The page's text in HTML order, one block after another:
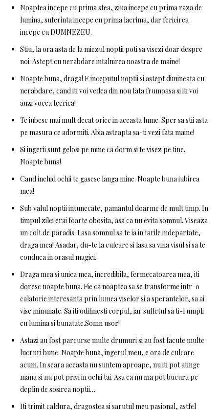
Noaptea incepe cu prima stea, ziua incepe cu prima raza de
lumina, suferinta incepe cu prima lacrima, dar fericirea
incepe cu DUMNEZEU.
Stiu, la ora asta de la miezul noptii poti sa visezi doar despre
noi. Astept cu nerabdare intalnirea noastra de maine!
Noapte buna, draga! E inceputul noptii si astept dimineata cu
nerabdare, cand iti voi vedea din nou fata frumoasa si iti voi
auzi vocea feerica!
Te iubesc mai mult decat orice in aceasta lume. Sper sa stii asta
pe masura ce adormiti. Abia asteapta sa-ti vezi fata maine!
Si ingerii sunt gelosi pe mine ca dorm si te visez pe tine.
Noapte buna!
Cand inchid ochii te gasesc langa mine. Noapte buna iubirea
mea!
Sub valul noptii intunecate, pamantul doarme de mult timp. In
timpul zilei erai foarte obosita, asa ca nu evita somnul. Viseaza
un colt de paradis. Lasa somnul sa te ia in tarile indepartate,
draga mea! Asadar, du-te la culcare si lasa sa vina visul si sa te
conduca in orasul magiei.
Draga mea si unica mea, incredibila, fermecatoarea mea, iti
doresc noapte buna. Fie ca noaptea sa se transforme intr-o
calatorie interesanta prin lumea viselor si a sperantelor, sa ai
vise minunate. Sa iti odihnesti corpul, iar sufletul sa ti-l umpli
cu lumina si bunatate.Somn usor!
Astazi au fost parcurse multe drumuri si au fost facute multe
lucruri bune. Noapte buna, ingerul meu, e ora de culcare
acum. In seara aceasta nu suntem aproape, nu iti pot atinge
mana si nu pot privi in ochii tai. Asa ca nu ma pot bucura pe
deplin de sosirea noptii…
Iti trimit caldura, dragostea si sarutul meu pasional, astfel